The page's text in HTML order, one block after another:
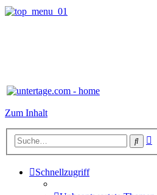
Zum Inhalt
Suche
Schnellzugriff